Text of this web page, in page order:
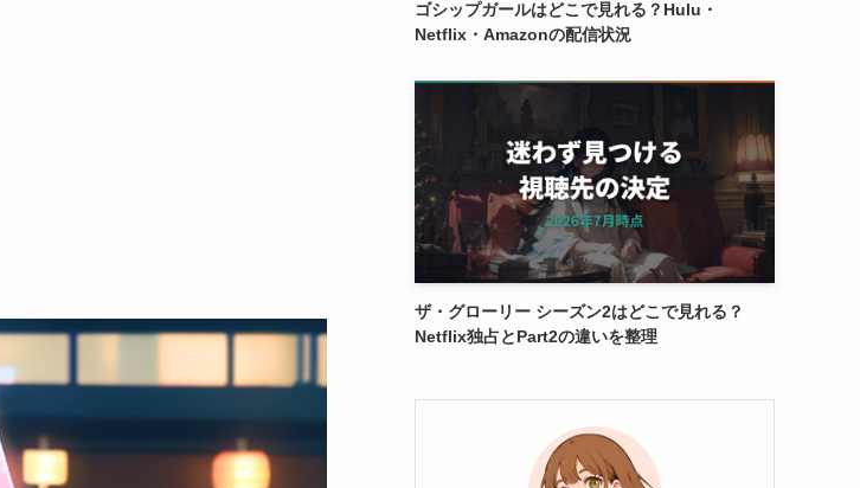
ゴシップガールはどこで見れる？Hulu・
Netflix・Amazonの配信状況
ザ・グローリー シーズン2はどこで見れる？
Netflix独占とPart2の違いを整理